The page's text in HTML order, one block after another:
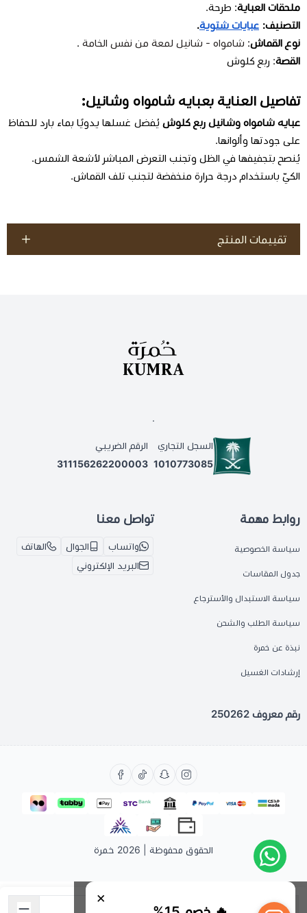
ملحقات العباية: طرحة.
التصنيف: عبايات شتوية.
نوع القماش: شامواه - شانيل لمعة من نفس الخامة
القصة: ربع كلوش
تفاصيل العناية بعبايه شامواه وشانيل:
عبايه شامواه وشانيل ربع كلوش يُفضل غسلها يدويًا بماء بارد للحفاظ
على جودتها وألوانها.
يُنصح بتجفيفها في الظل وتجنب التعرض المباشر لأشعة الشمس.
الكيّ باستخدام درجة حرارة منخفضة لتجنب تلف القماش.
تقييمات المنتج
السجل التجاري
1010773085
الرقم الضريبي
311156262200003
روابط مهمة
سياسة الخصوصية
جدول المقاسات
سياسة الاستبدال والأسترجاع
سياسة الطلب والشحن
نبذة عن خمرة
إرشادات الغسيل
تواصل معنا
واتساب الجوال
الهاتف
البريد الإلكتروني
رقم معروف 250262
الحقوق محفوظة | 2026 خمرة
×